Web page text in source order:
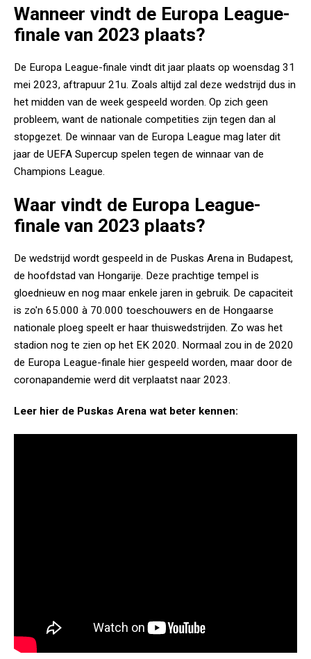
Wanneer vindt de Europa League-
finale van 2023 plaats?
De Europa League-finale vindt dit jaar plaats op woensdag 31
mei 2023, aftrapuur 21u. Zoals altijd zal deze wedstrijd dus in
het midden van de week gespeeld worden. Op zich geen
probleem, want de nationale competities zijn tegen dan al
stopgezet. De winnaar van de Europa League mag later dit
jaar de UEFA Supercup spelen tegen de winnaar van de
Champions League.
Waar vindt de Europa League-
finale van 2023 plaats?
De wedstrijd wordt gespeeld in de Puskas Arena in Budapest,
de hoofdstad van Hongarije. Deze prachtige tempel is
gloednieuw en nog maar enkele jaren in gebruik. De capaciteit
is zo'n 65.000 à 70.000 toeschouwers en de Hongaarse
nationale ploeg speelt er haar thuiswedstrijden. Zo was het
stadion nog te zien op het EK 2020. Normaal zou in de 2020
de Europa League-finale hier gespeeld worden, maar door de
coronapandemie werd dit verplaatst naar 2023.
Leer hier de Puskas Arena wat beter kennen: